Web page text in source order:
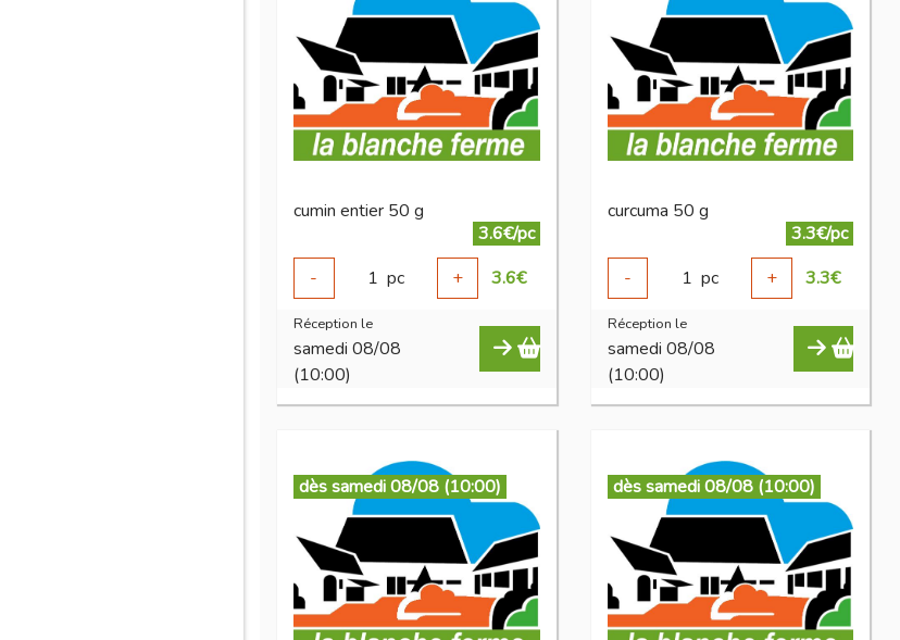
cumin entier 50 g
3.6€/pc
-
1 pc + 3.6€
Réception le
samedi 08/08
(10:00)
curcuma 50 g
3.3€/pc
-
1 pc + 3.3€
Réception le
samedi 08/08
(10:00)
dès samedi 08/08 (10:00) dès samedi 08/08 (10:00)